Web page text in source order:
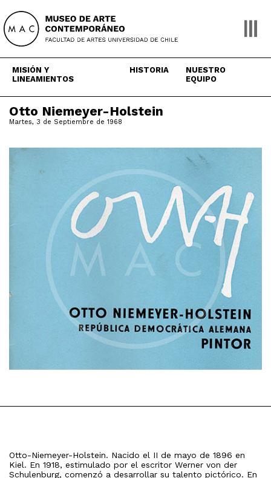
content
MISIÓN Y
LINEAMIENTOS
HISTORIA
NUESTRO
EQUIPO
Otto Niemeyer-Holstein
Martes, 3 de Septiembre de 1968
Otto-Niemeyer-Holstein. Nacido el II de mayo de 1896 en
Kiel. En 1918, estimulado por el escritor Werner von der
Schulenburg, comenzó a desarrollar su talento pictórico. En